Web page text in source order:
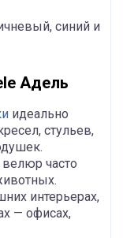
синий и
Адель
идеально
стульев,
велюр часто
интерьерах,
— офисах,